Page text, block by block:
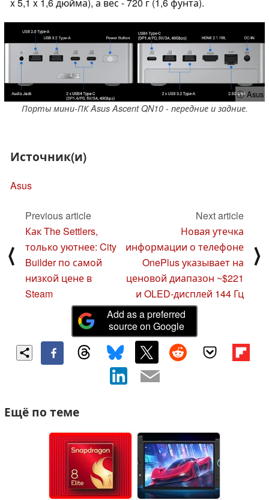
ⓘ Asus
Порты мини-ПК Asus Ascent QN10 - передние и задние.
Источник(и)
Asus
⟨
Previous article
Как The Settlers,
только уютнее: City
Builder по самой
низкой цене в
Steam
Next article
Новая утечка
информации о телефоне
OnePlus указывает на
ценовой диапазон ~$221
и OLED-дисплей 144 Гц
⟩
Add as a preferred
source on Google
Ещё по теме